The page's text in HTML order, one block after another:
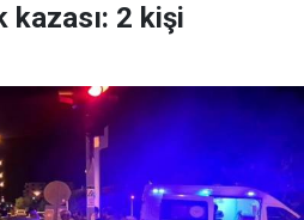
kazası: 2 kişi